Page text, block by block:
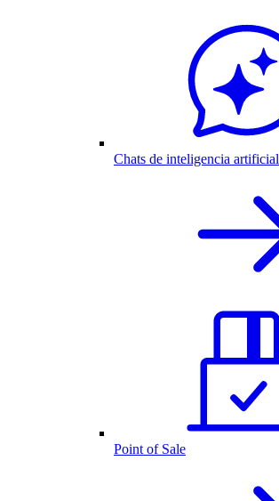
Chats de inteligencia artificial
Point of Sale